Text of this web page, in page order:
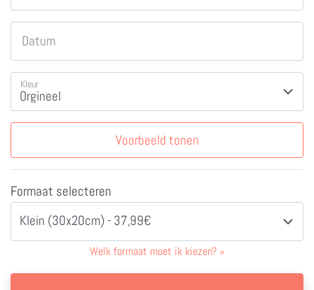
Datum
Kleur
Voorbeeld tonen
Formaat selecteren
Klein (30x20cm) - 37,99€
Welk formaat moet ik kiezen? »